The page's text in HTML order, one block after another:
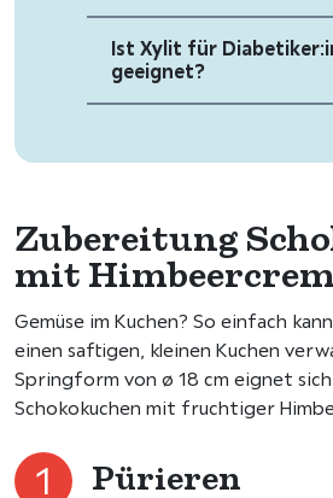
Ist Xylit für
geeignet?
Zubereitung
mit
Gemüse im Kuchen? So einfach
einen saftigen, kleinen Kuchen
Springform von ø 18 cm eignet
Schokokuchen mit fruchtiger
Pürieren